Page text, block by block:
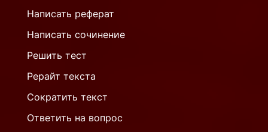
Написать реферат
Написать сочинение
Решить тест
Рерайт текста
Сократить текст
Ответить на вопрос